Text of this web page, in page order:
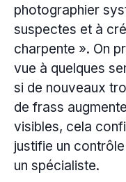
photographier
suspectes et à
charpente ». On
vue à quelques
si de nouveaux
de frass
visibles, cela
justifie un
un spécialiste.